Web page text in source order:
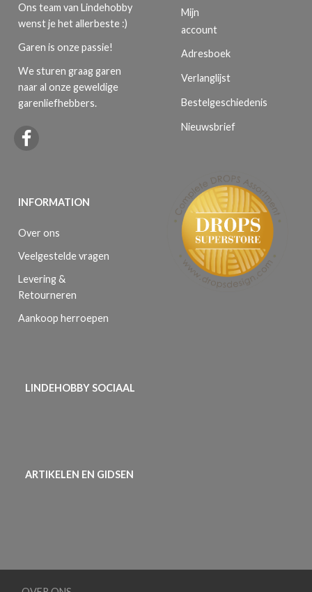
Ons team van Lindehobby
wenst je het allerbeste :)
Garen is onze passie!
We sturen graag garen
naar al onze geweldige
garenliefhebbers.
INFORMATION
Over ons
Veelgestelde vragen
Levering &
Retourneren
Aankoop herroepen
Mijn
account
Adresboek
Verlanglijst
Bestelgeschiedenis
Nieuwsbrief
LINDEHOBBY SOCIAAL
ARTIKELEN EN GIDSEN